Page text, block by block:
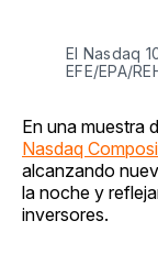
El Nasdaq
EFE/EPA/
En una muestra
Nasdaq
alcanzando
la noche y
inversores.